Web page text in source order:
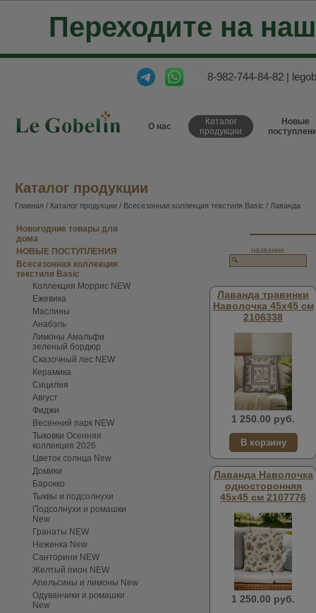
Переходите на
8-982-744-84-82 |
О нас
Каталог
продукции
Новые
Каталог продукции
Главная / Каталог продукции / Всесезонная коллекция текстиля Basic / Лаванда
Новогодние товары для
дома
НОВЫЕ ПОСТУПЛЕНИЯ
Всесезонная коллекция
текстиля Basic
Коллекция Моррис NEW
Ежевика
Маслины
Анабэль
Лимоны Амальфи
зеленый бордюр
Сказочный лес NEW
Керамика
Сицилия
Август
Фиджи
Весенний парк NEW
Тыковки Осенняя
коллекция 2026
Цветок солнца New
Домики
Барокко
Тыквы и подсолнухи
Подсолнухи и ромашки
New
Гранаты NEW
Неженка New
Санторини NEW
Желтый пион NEW
Апельсины и лимоны New
Одуванчики и ромашки
New
название
Лаванда травинки
Наволочка 45х45 см
2106338
1 250.00 руб.
Лаванда Наволочка
односторонняя
45х45 см 2107776
1 250.00 руб.